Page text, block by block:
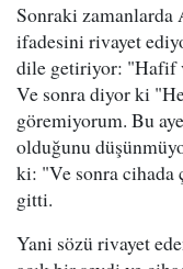
Sonraki zamanlarda
ifadesini rivayet
dile getiriyor: "Hafif
Ve sonra diyor ki
göremiyorum. Bu
olduğunu
ki: "Ve sonra cihada
gitti.
Yani sözü rivayet